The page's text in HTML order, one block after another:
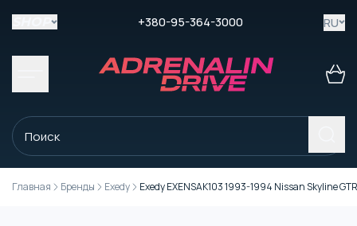
+380-95-364-3000 RU
Главная Бренды Exedy Exedy EXENSAK103 1993-1994 Nissan Skyline